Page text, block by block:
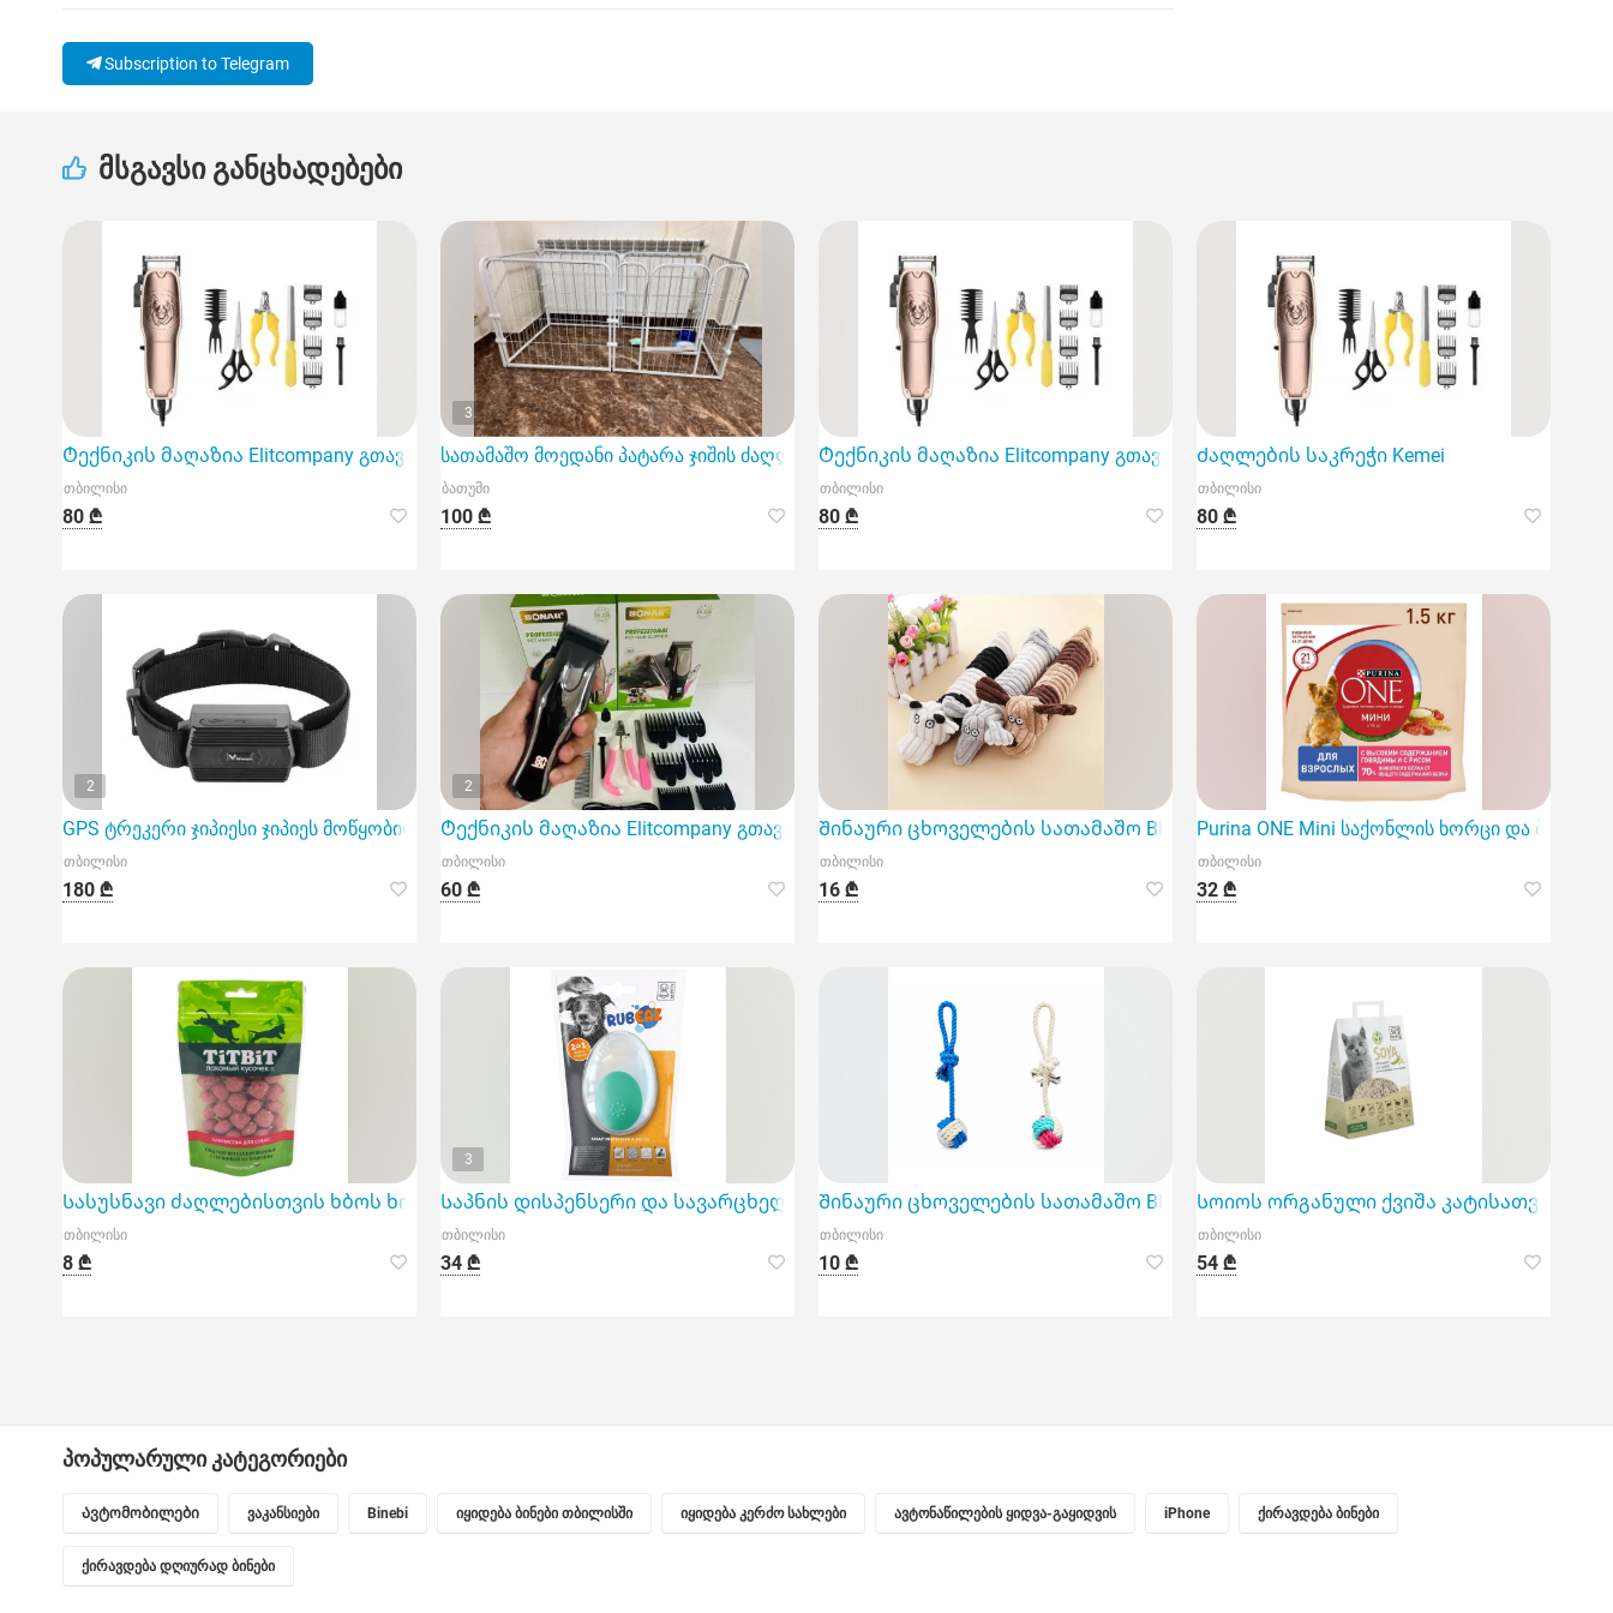
Subscription to Telegram
მსგავსი განცხადებები
Ტექნიკის მაღაზია Elitcompany გთავაზობთ ძაღლის ბეწვის საკრეჭს Kemei მოდელის სახელით KM-Cw18.
თბილისი
80 ₾
3
სათამაშო მოედანი პატარა ჯიშის ძაღლებისთვის
ბათუმი
100 ₾
Ტექნიკის მაღაზია Elitcompany გთავაზობთ ძაღლის ბეწვის საკრეჭს,
თბილისი
80 ₾
Ძაღლების საკრეჭი Kemei
თბილისი
80 ₾
2
GPS ტრეკერი ჯიპიესი ჯიპიეს მოწყობილობა
თბილისი
180 ₾
2
Ტექნიკის მაღაზია Elitcompany გთავაზობთ ძაღლის ბეწვის საკრეჭს
თბილისი
60 ₾
Შინაური ცხოველების სათამაშო BH-261 22 სმ
თბილისი
16 ₾
Purina ONE Mini საქონლის ხორცი და ბრინჯი
თბილისი
32 ₾
Სასუსნავი ძაღლებისთვის ხბოს ხორცი TitBit 100 გ
თბილისი
8 ₾
3
Საპნის დისპენსერი და სავარცხელი M-Pets Rubeaz 11, 5x7, 5სმ
თბილისი
34 ₾
Შინაური ცხოველების სათამაშო BH-71 35 სმ
თბილისი
10 ₾
Სოიოს ორგანული ქვიშა კატისათვის M-
თბილისი
54 ₾
პოპულარული კატეგორიები
Ავტომობილები ვაკანსიები Binebi იყიდება ბინები თბილისში იყიდება კერძო სახლები ავტონაწილების ყიდვა-გაყიდვის iPhone ქირავდება ბინები
ქირავდება დღიურად ბინები